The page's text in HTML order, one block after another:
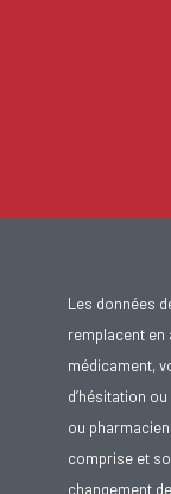
Les données
remplacent en
médicament,
d’hésitation
ou
comprise et
changement